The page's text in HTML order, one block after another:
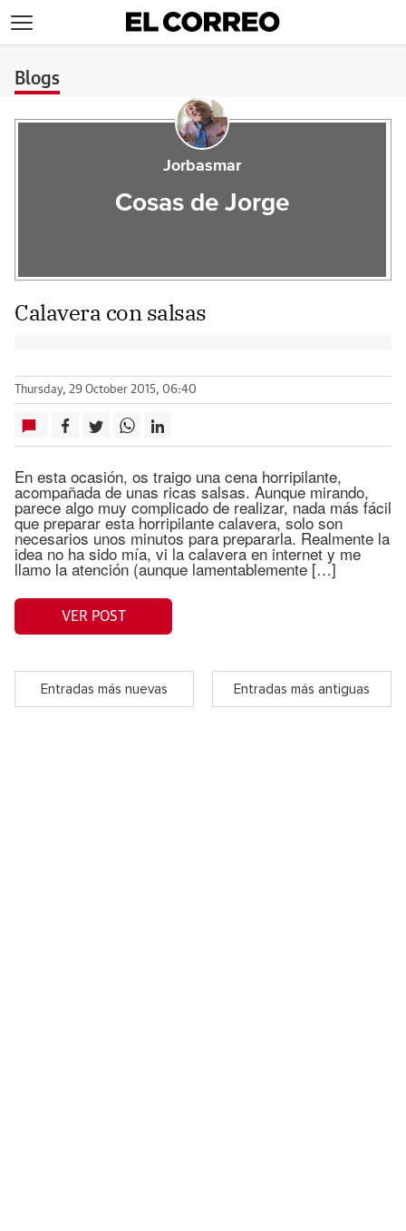
Blogs
Jorbasmar
Cosas de Jorge
Calavera con salsas
Thursday, 29 October 2015, 06:40
En esta ocasión, os traigo una cena horripilante,
acompañada de unas ricas salsas. Aunque mirando,
parece algo muy complicado de realizar, nada más fácil
que preparar esta horripilante calavera, solo son
necesarios unos minutos para prepararla. Realmente la
idea no ha sido mía, vi la calavera en internet y me
llamo la atención (aunque lamentablemente […]
VER POST
Entradas más nuevas Entradas más antiguas